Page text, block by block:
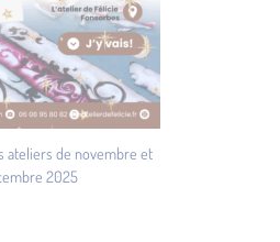
ateliers de novembre et
2025